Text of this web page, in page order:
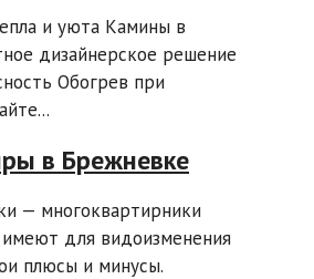
и уюта Камины в
дизайнерское решение
Обогрев при
в Брежневке
— многоквартирники
для видоизменения
плюсы и минусы.